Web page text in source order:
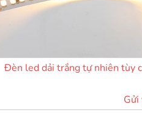
Đèn led dải trắng tự nhiên tùy
Gửi